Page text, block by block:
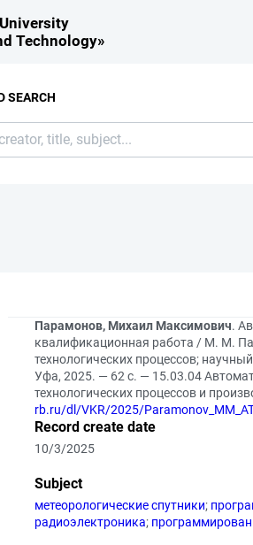
Technology»
SEARCH
Парамонов, Михаил Максимович.
квалификационная работа / М. М.
технологических процессов;
Уфа, 2025. — 62 с. — 15.03.04
технологических процессов и
rb.ru/dl/VKR/2025/
Record create date
10/3/2025
Subject
метеорологические спутники;
радиоэлектроника;